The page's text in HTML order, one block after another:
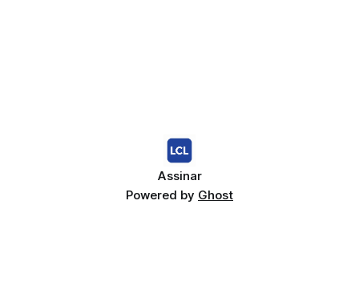
Assinar
Powered by Ghost